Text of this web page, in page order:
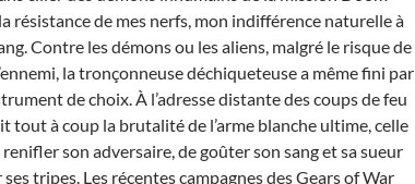
résistance de mes nerfs, mon indifférence naturelle à
Contre les démons ou les aliens, malgré le risque de
la tronçonneuse déchiqueteuse a même fini par
de choix. À l’adresse distante des coups de feu
tout à coup la brutalité de l’arme blanche ultime, celle
son adversaire, de goûter son sang et sa sueur
tripes. Les récentes campagnes des Gears of War